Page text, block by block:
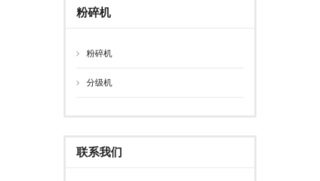
粉碎机
粉碎机
分级机
联系我们